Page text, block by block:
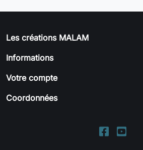
Les créations MALAM
Informations
Votre compte
Coordonnées